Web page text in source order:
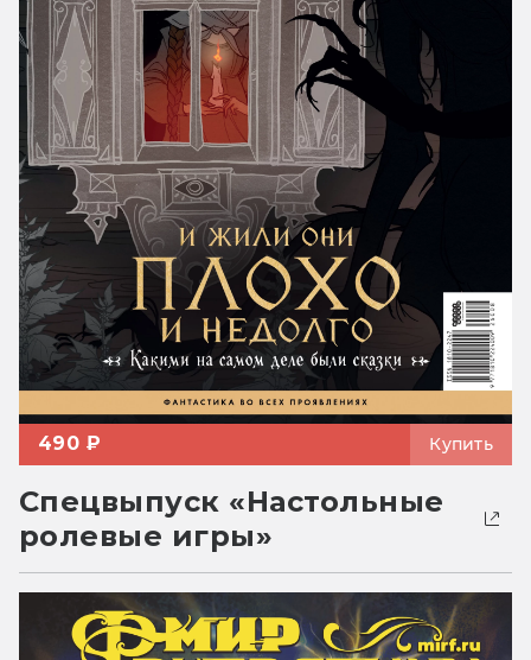
490 ₽ Купить
Спецвыпуск «Настольные
ролевые игры»